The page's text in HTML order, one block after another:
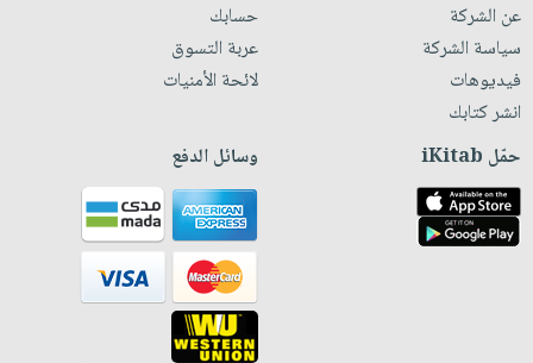
عن الشركة
سياسة الشركة
فيديوهات
انشر كتابك
حسابك
عربة التسوق
لائحة الأمنيات
حمّل iKitab وسائل الدفع